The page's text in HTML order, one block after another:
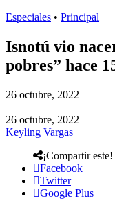
Especiales • Principal
Isnotú vio
pobres” hace
26 octubre, 2022
26 octubre, 2022
Keyling Vargas
¡Compartir este!
Facebook
Twitter
Google Plus